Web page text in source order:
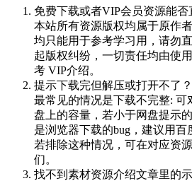
免费下载或者VIP会员资源能否
本站所有资源版权均属于原作
均只能用于参考学习用，请勿
起版权纠纷，一切责任均由使
考 VIP介绍。
提示下载完但解压或打开不了？
最常见的情况是下载不完整: 可
盘上的容量，若小于网盘提示
是浏览器下载的bug，建议用百
若排除这种情况，可在对应资
们。
找不到素材资源介绍文章里的